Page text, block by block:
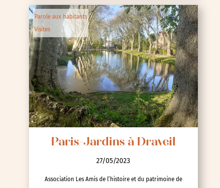
Parole aux habitants
Visites
Paris-Jardins à Draveil
27/05/2023
Association Les Amis de l’histoire et du patrimoine de